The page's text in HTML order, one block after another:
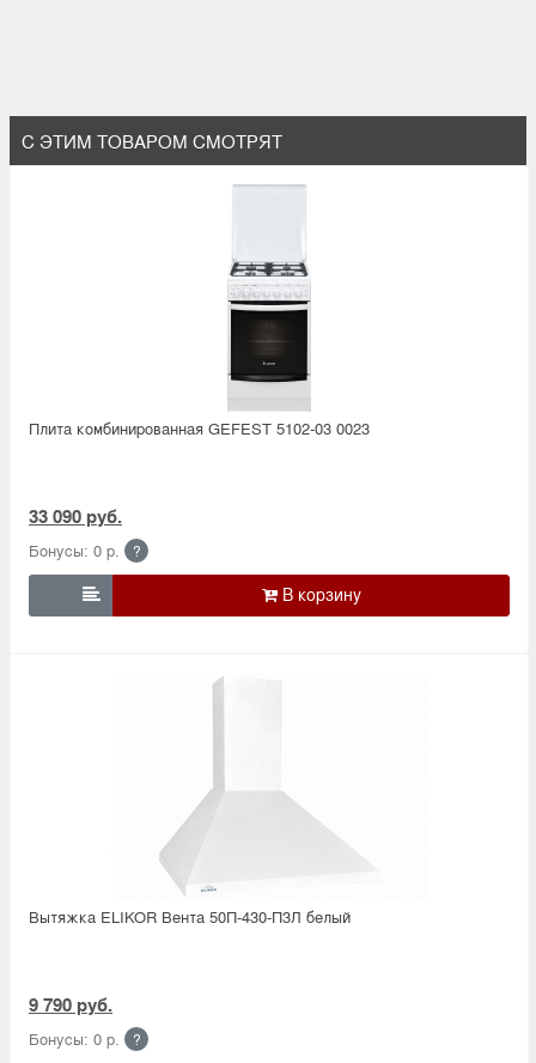
С ЭТИМ ТОВАРОМ СМОТРЯТ
Плита комбинированная GEFEST 5102-03 0023
33 090 руб.
Бонусы: 0 р. ?

Вытяжка ELIKOR Вента 50П-430-П3Л белый
9 790 руб.
Бонусы: 0 р. ?